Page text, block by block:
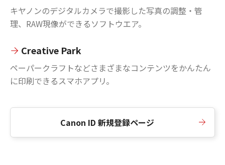
キヤノンのデジタルカメラで撮影した写真の調整・管
理、RAW現像ができるソフトウエア。
Creative Park
ペーパークラフトなどさまざまなコンテンツをかんたん
に印刷できるスマホアプリ。
Canon ID 新規登録ページ